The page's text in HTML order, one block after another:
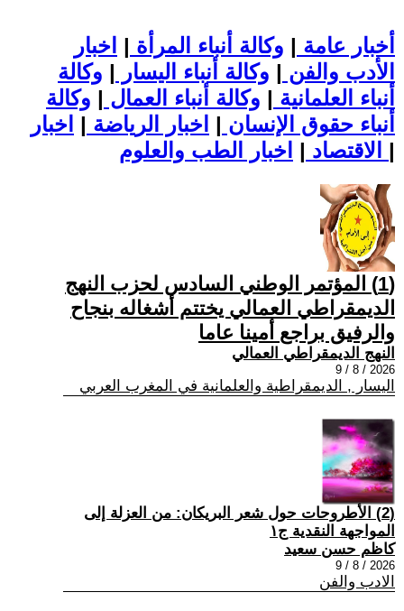
أخبار عامة | وكالة أنباء المرأة | اخبار
الأدب والفن | وكالة أنباء اليسار | وكالة
أنباء العلمانية | وكالة أنباء العمال | وكالة
أنباء حقوق الإنسان | اخبار الرياضة | اخبار
الاقتصاد | |
(1) المؤتمر الوطني السادس لحزب النهج
الديمقراطي العمالي يختتم أشغاله بنجاح
والرفيق براجع أمينا عاما
النهج الديمقراطي العمالي
2026 / 8 / 9
اليسار , الديمقراطية والعلمانية في المغرب العربي
(2) الأطروحات حول شعر البريكان: من العزلة إلى
المواجهة النقدية ج١
كاظم حسن سعيد
2026 / 8 / 9
الادب والفن